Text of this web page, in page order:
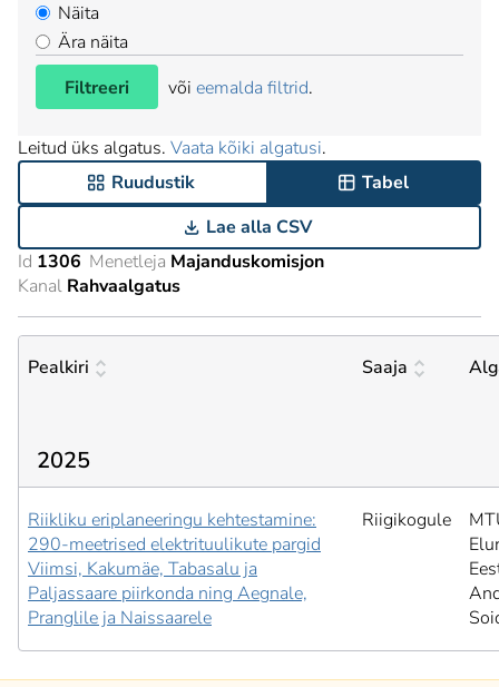
Näita
Ära näita
Filtreeri
või eemalda filtrid.
Leitud üks algatus. Vaata kõiki algatusi.
Ruudustik
Tabel
Lae alla CSV
Id 1306 Menetleja Majanduskomisjon
Kanal Rahvaalgatus
Pealkiri Saaja
2025
Riikliku eriplaneeringu kehtestamine:
290-meetrised elektrituulikute pargid
Viimsi, Kakumäe, Tabasalu ja
Paljassaare piirkonda ning Aegnale,
Pranglile ja Naissaarele
Riigikogule